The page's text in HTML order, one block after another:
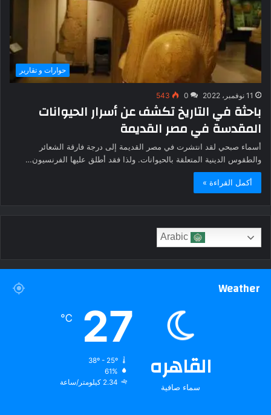
حوارات و تقارير
11 نوفمبر، 2022 0
543
باحثة في التاريخ تكشف عن أسرار الحيوانات
المقدسة في مصر القديمة
أسماء صبحي لقد انتشرت في مصر القديمة إلى درجة فارقة الشعائر
والطقوس الدينية المتعلقة بالحيوانات. ولذا فقد أطلق عليها الفرنسيون…
أكمل القراءة »
Weather
القاهره
سماء صافية
27
℃
38º - 25º
61%
2.34 كيلومتر/ساعة